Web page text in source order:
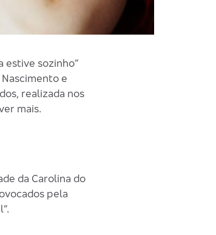
estive sozinho”
e
realizada nos
mais.
da Carolina do
pela